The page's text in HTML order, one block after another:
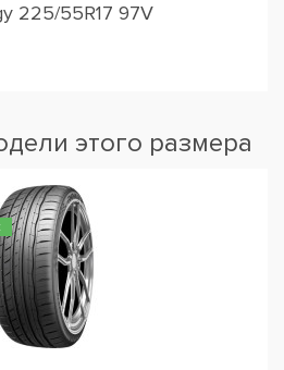
225/55R17 97V
этого размера